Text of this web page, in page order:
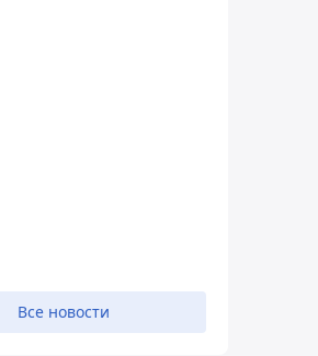
Все новости